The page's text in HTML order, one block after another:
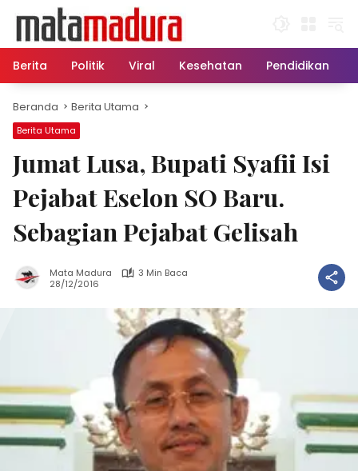
konten
Berita
Politik Viral Kesehatan Pendidikan
Beranda Berita Utama
Berita Utama
Jumat Lusa, Bupati Syafii Isi
Pejabat Eselon SO Baru.
Sebagian Pejabat Gelisah
Mata Madura
3 Min Baca
28/12/2016